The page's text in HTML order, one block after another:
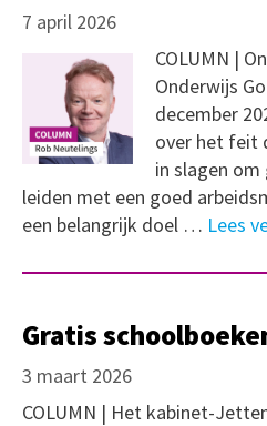
7 april 2026
COLUMN |
Onderwijs
december
over het feit
in slagen
leiden met een goed
een belangrijk doel … Lees
Gratis
3 maart 2026
COLUMN | Het kabinet-